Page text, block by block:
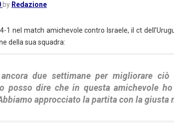
by Redazione
1 nel match amichevole contro Israele, il ct
della sua squadra:
due settimane per migliorare
posso dire che in questa amichevole
approcciato la partita con la giusta